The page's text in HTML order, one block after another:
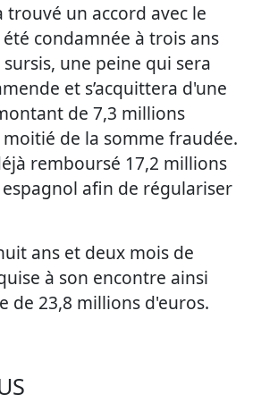
trouvé un accord avec le
condamnée à trois ans
une peine qui sera
et s’acquittera d'une
de 7,3 millions
de la somme fraudée.
remboursé 17,2 millions
afin de régulariser
ans et deux mois de
à son encontre ainsi
de 23,8 millions d'euros.